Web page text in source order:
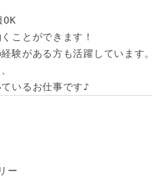
ことができます！
験がある方も活躍しています。
いるお仕事です♪
ー